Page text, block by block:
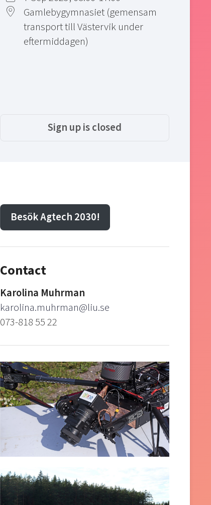
Gamlebygymnasiet (gemensam
transport till Västervik under
eftermiddagen)
Sign up is closed
Besök Agtech 2030!
Contact
Karolina Muhrman
karolina.muhrman@liu.se
073-818 55 22